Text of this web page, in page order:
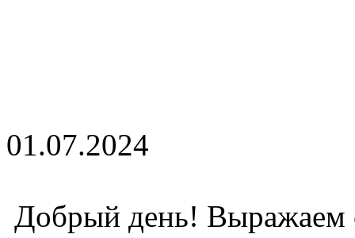
01.07.2024
Добрый день! Выражаем